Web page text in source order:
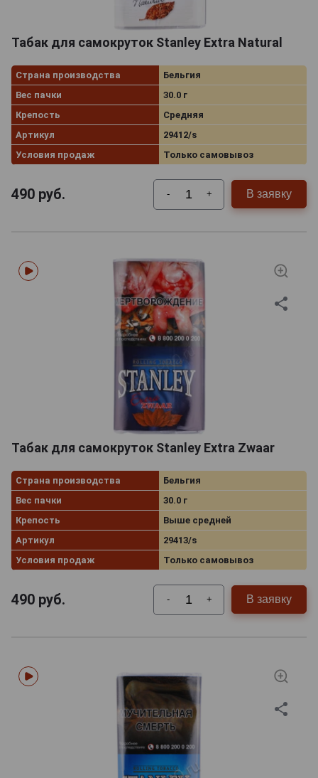
Табак для самокруток Stanley Extra Natural
Страна производства
Бельгия
Вес пачки
30.0 г
Крепость
Средняя
Артикул
29412/s
Условия продаж
Только самовывоз
490 руб. - + В заявку
Табак для самокруток Stanley Extra Zwaar
Страна производства
Бельгия
Вес пачки
30.0 г
Крепость
Выше средней
Артикул
29413/s
Условия продаж
Только самовывоз
490 руб. - + В заявку